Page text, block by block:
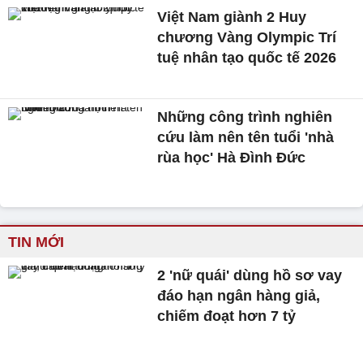
Việt Nam giành 2 Huy
chương Vàng Olympic Trí
tuệ nhân tạo quốc tế 2026
Những công trình nghiên
cứu làm nên tên tuổi 'nhà
rùa học' Hà Đình Đức
TIN MỚI
2 'nữ quái' dùng hồ sơ vay
đáo hạn ngân hàng giả,
chiếm đoạt hơn 7 tỷ